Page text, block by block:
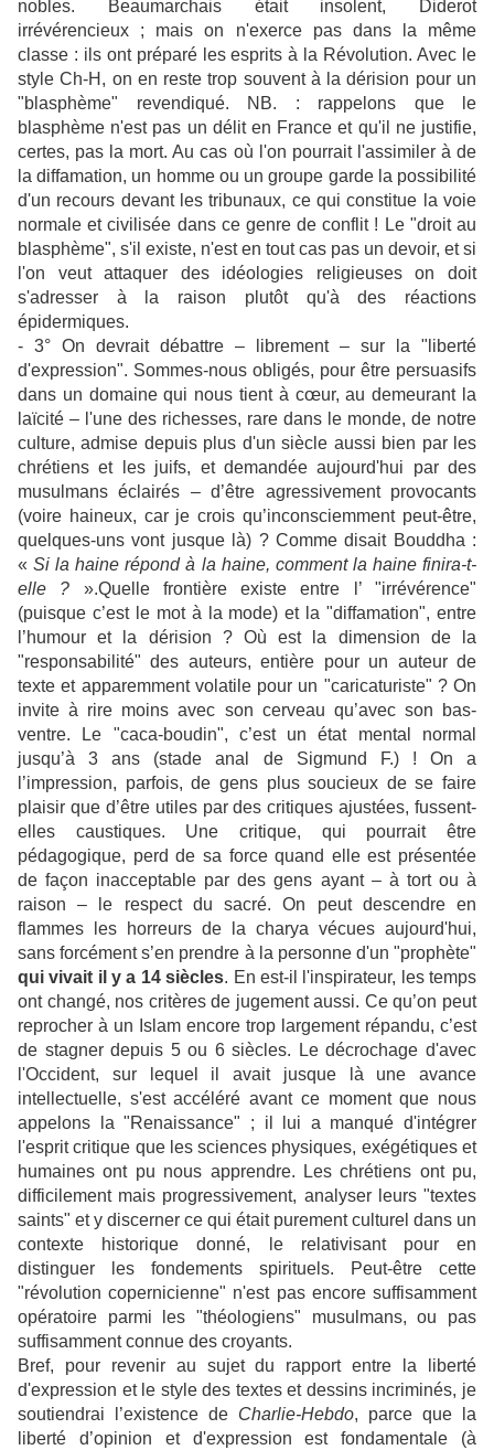
nobles. Beaumarchais était insolent, Diderot
irrévérencieux ; mais on n'exerce pas dans la même
classe : ils ont préparé les esprits à la Révolution. Avec le
style Ch-H, on en reste trop souvent à la dérision pour un
"blasphème" revendiqué. NB. : rappelons que le
blasphème n'est pas un délit en France et qu'il ne justifie,
certes, pas la mort. Au cas où l'on pourrait l'assimiler à de
la diffamation, un homme ou un groupe garde la possibilité
d'un recours devant les tribunaux, ce qui constitue la voie
normale et civilisée dans ce genre de conflit ! Le "droit au
blasphème", s'il existe, n'est en tout cas pas un devoir, et si
l'on veut attaquer des idéologies religieuses on doit
s'adresser à la raison plutôt qu'à des réactions
épidermiques.
- 3° On devrait débattre – librement – sur la "liberté
d'expression". Sommes-nous obligés, pour être persuasifs
dans un domaine qui nous tient à cœur, au demeurant la
laïcité – l'une des richesses, rare dans le monde, de notre
culture, admise depuis plus d'un siècle aussi bien par les
chrétiens et les juifs, et demandée aujourd'hui par des
musulmans éclairés – d’être agressivement provocants
(voire haineux, car je crois qu’inconsciemment peut-être,
quelques-uns vont jusque là) ? Comme disait Bouddha :
«Si la haine répond à la haine, comment la haine finira-t-
elle ? ».Quelle frontière existe entre l’ "irrévérence"
(puisque c’est le mot à la mode) et la "diffamation", entre
l’humour et la dérision ? Où est la dimension de la
"responsabilité" des auteurs, entière pour un auteur de
texte et apparemment volatile pour un "caricaturiste" ? On
invite à rire moins avec son cerveau qu’avec son bas-
ventre. Le "caca-boudin", c’est un état mental normal
jusqu’à 3 ans (stade anal de Sigmund F.) ! On a
l’impression, parfois, de gens plus soucieux de se faire
plaisir que d’être utiles par des critiques ajustées, fussent-
elles caustiques. Une critique, qui pourrait être
pédagogique, perd de sa force quand elle est présentée
de façon inacceptable par des gens ayant – à tort ou à
raison – le respect du sacré. On peut descendre en
flammes les horreurs de la charya vécues aujourd'hui,
sans forcément s’en prendre à la personne d'un "prophète"
qui vivait il y a 14 siècles. En est-il l'inspirateur, les temps
ont changé, nos critères de jugement aussi. Ce qu’on peut
reprocher à un Islam encore trop largement répandu, c’est
de stagner depuis 5 ou 6 siècles. Le décrochage d'avec
l'Occident, sur lequel il avait jusque là une avance
intellectuelle, s'est accéléré avant ce moment que nous
appelons la "Renaissance" ; il lui a manqué d'intégrer
l'esprit critique que les sciences physiques, exégétiques et
humaines ont pu nous apprendre. Les chrétiens ont pu,
difficilement mais progressivement, analyser leurs "textes
saints" et y discerner ce qui était purement culturel dans un
contexte historique donné, le relativisant pour en
distinguer les fondements spirituels. Peut-être cette
"révolution copernicienne" n'est pas encore suffisamment
opératoire parmi les "théologiens" musulmans, ou pas
suffisamment connue des croyants.
Bref, pour revenir au sujet du rapport entre la liberté
d'expression et le style des textes et dessins incriminés, je
soutiendrai l’existence de Charlie-Hebdo, parce que la
liberté d’opinion et d'expression est fondamentale (à